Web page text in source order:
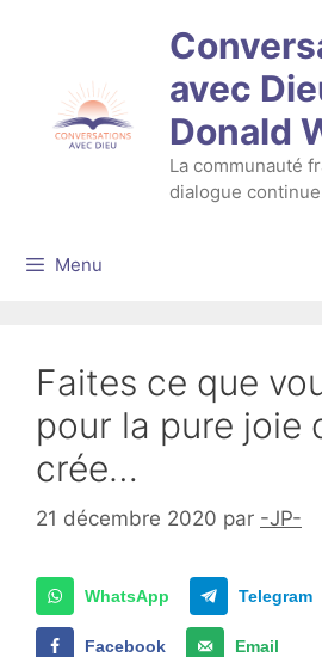
avec
Donald
La communauté
dialogue
Menu
Faites ce que
pour la pure joie
crée…
21 décembre 2020 par -JP-
WhatsApp Telegram
Facebook Email